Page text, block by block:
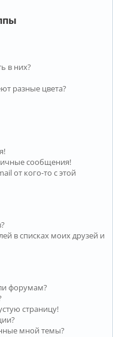
в них?
разные цвета?
сообщения!
от кого-то с этой
в списках моих друзей и
форумам?
страницу!
мной темы?